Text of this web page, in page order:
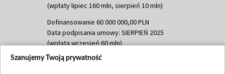
(wpłaty lipiec 160 mln, sierpień 10 mln)
Dofinansowanie 60 000 000,00 PLN
Data podpisania umowy: SIERPIEŃ 2025
(wpłata wrzesień 60 mln)
Dofinansowanie 635 783 051,21 PLN
Szanujemy Twoją prywatność